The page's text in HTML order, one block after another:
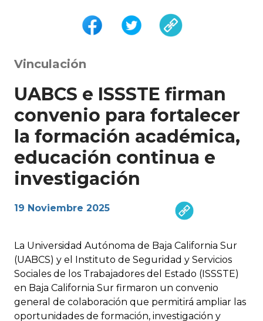
Vinculación
UABCS e ISSSTE firman
convenio para fortalecer
la formación académica,
educación continua e
investigación
19 Noviembre 2025
La Universidad Autónoma de Baja California Sur
(UABCS) y el Instituto de Seguridad y Servicios
Sociales de los Trabajadores del Estado (ISSSTE)
en Baja California Sur firmaron un convenio
general de colaboración que permitirá ampliar las
oportunidades de formación, investigación y